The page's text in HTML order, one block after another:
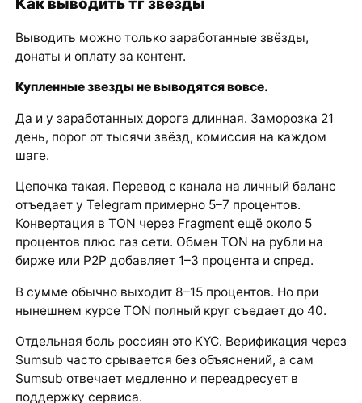
Выводить можно только заработанные звёзды,
донаты и оплату за контент.
Купленные звезды не выводятся вовсе.
Да и у заработанных дорога длинная. Заморозка 21
день, порог от тысячи звёзд, комиссия на каждом
шаге.
Цепочка такая. Перевод с канала на личный баланс
отъедает у Telegram примерно 5–7 процентов.
Конвертация в TON через Fragment ещё около 5
процентов плюс газ сети. Обмен TON на рубли на
бирже или P2P добавляет 1–3 процента и спред.
В сумме обычно выходит 8–15 процентов. Но при
нынешнем курсе TON полный круг съедает до 40.
Отдельная боль россиян это KYC. Верификация через
Sumsub часто срывается без объяснений, а сам
Sumsub отвечает медленно и переадресует в
поддержку сервиса.